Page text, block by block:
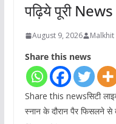
पढ़िये पूरी News
August 9, 2026 Malkhit
Share this news
Share this newsसिटी
स्नान के दौरान पैर फिसलने से